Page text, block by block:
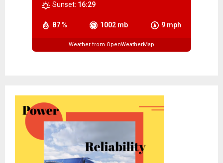
87 % 1002 mb 9 mph
Sunset: 16:29
Weather from OpenWeatherMap